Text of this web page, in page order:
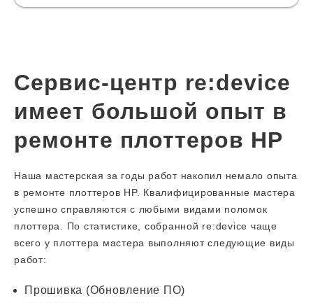
Сервис-центр re:device
имеет большой опыт в
ремонте плоттеров HP
Наша мастерская за годы работ накопил немало опыта
в ремонте плоттеров HP. Квалифицированные мастера
успешно справляются с любыми видами поломок
плоттера. По статистике, собранной re:device чаще
всего у плоттера мастера выполняют следующие виды
работ:
Прошивка (Обновление ПО)